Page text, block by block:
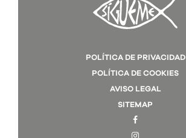
POLÍTICA DE PRIVACIDAD
POLÍTICA DE COOKIES
AVISO LEGAL
SITEMAP